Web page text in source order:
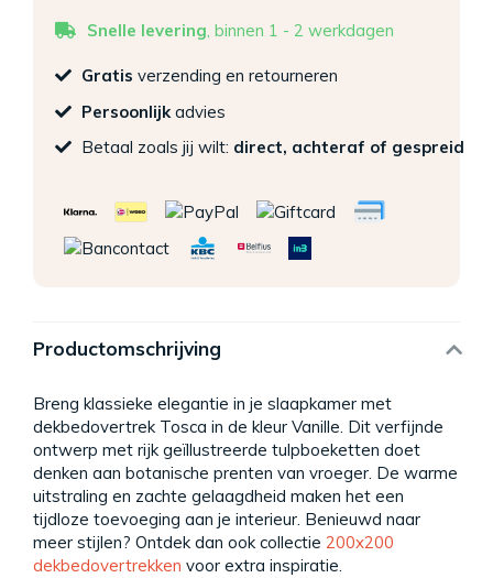
Snelle levering, binnen 1 - 2 werkdagen
Gratis verzending en retourneren
Persoonlijk advies
Betaal zoals jij wilt: direct, achteraf of gespreid
Productomschrijving
Breng klassieke elegantie in je slaapkamer met
dekbedovertrek Tosca in de kleur Vanille. Dit verfijnde
ontwerp met rijk geïllustreerde tulpboeketten doet
denken aan botanische prenten van vroeger. De warme
uitstraling en zachte gelaagdheid maken het een
tijdloze toevoeging aan je interieur. Benieuwd naar
meer stijlen? Ontdek dan ook collectie 200x200
dekbedovertrekken voor extra inspiratie.